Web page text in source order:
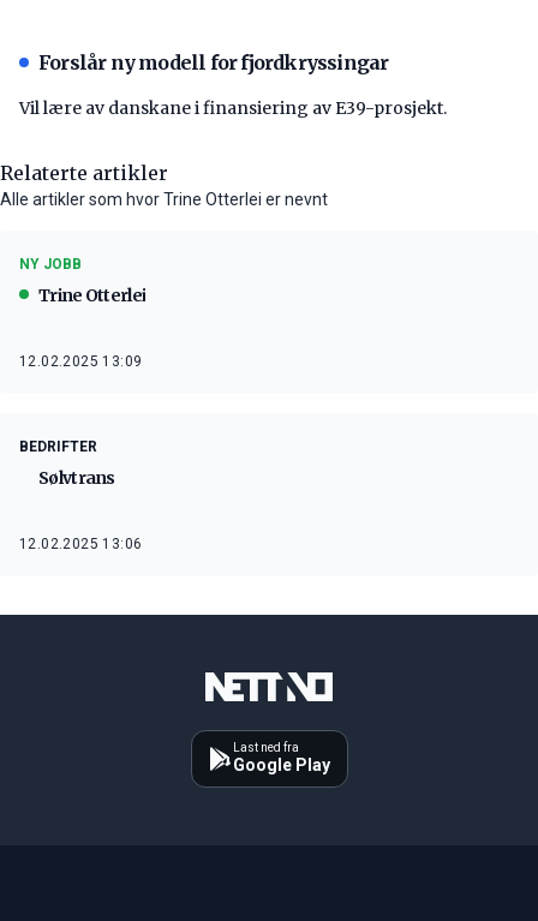
Forslår ny modell for fjordkryssingar
Vil lære av danskane i finansiering av E39-prosjekt.
Relaterte artikler
Alle artikler som hvor Trine Otterlei er nevnt
NY JOBB
Trine Otterlei
12.02.2025 13:09
BEDRIFTER
Sølvtrans
12.02.2025 13:06
Last ned fra
Google Play